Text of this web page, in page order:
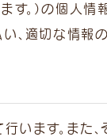
す。）の個人
、適切な情報
います。また